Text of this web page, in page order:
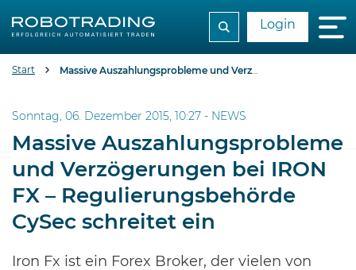
Login
Start Massive Auszahlungsprobleme und Verzögerungen bei IRON FX - Regulierungsbehörde CySec schreitet ein
Sonntag, 06. Dezember 2015, 10:27 - NEWS
Massive Auszahlungsprobleme
und Verzögerungen bei IRON
FX – Regulierungsbehörde
CySec schreitet ein
Iron Fx ist ein Forex Broker, der vielen von